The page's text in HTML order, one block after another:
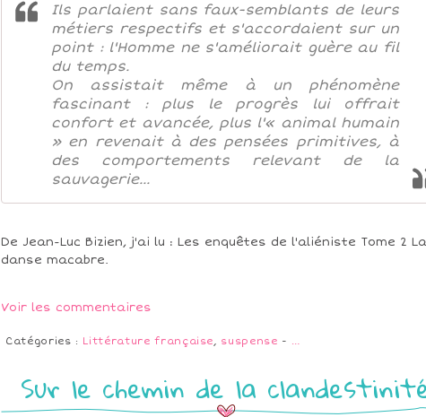
Ils parlaient sans faux-semblants de leurs
métiers respectifs et s'accordaient sur un
point : l'Homme ne s'améliorait guère au fil
du temps.
On assistait même à un phénomène
fascinant : plus le progrès lui offrait
confort et avancée, plus l'« animal humain
» en revenait à des pensées primitives, à
des comportements relevant de la
sauvagerie...
De Jean-Luc Bizien, j'ai lu : Les enquêtes de l'aliéniste Tome 2 La
danse macabre.
Voir les commentaires
Catégories : Littérature française, suspense - …
Sur le chemin de la